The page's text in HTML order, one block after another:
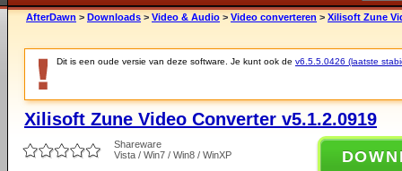
AfterDawn > Downloads > Video & Audio > Video converteren > Xilisoft Zune
Dit is een oude versie van deze software. Je kunt ook de v6.5.5.0426 (laatste
Xilisoft Zune Video Converter v5.1.2.0919
Shareware
Vista / Win7 / Win8 / WinXP